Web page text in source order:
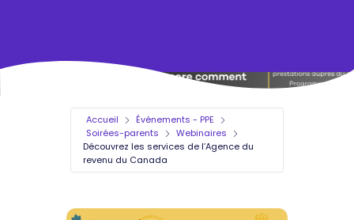
Accueil
Événements - PPE
Soirées-parents
Webinaires
Découvrez les services de l’Agence du
revenu du Canada